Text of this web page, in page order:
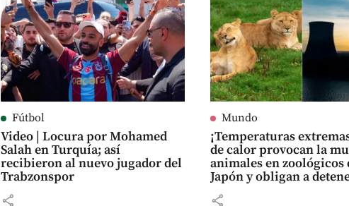
Fútbol
Video | Locura por Mohamed
Salah en Turquía; así
recibieron al nuevo jugador del
Trabzonspor
share
Mundo
¡Temperaturas
de calor provocan la
animales en zoológicos
Japón y obligan a
reactores nucleares en
share